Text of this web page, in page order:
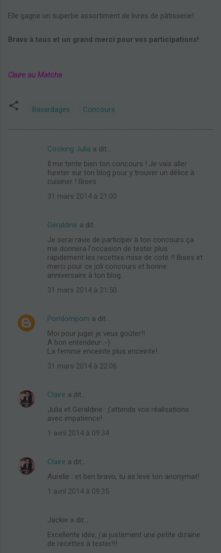
Elle gagne un superbe assortiment de livres de pâtisserie!
Bravo à tous et un grand merci pour vos participations!
Claire au Matcha
Bavardages Concours
Cooking Julia a dit…
Il me tente bien ton concours ! Je vais aller
fureter sur ton blog pour y trouver un délice à
cuisiner ! Bises
31 mars 2014 à 21:00
Géraldine a dit…
Je serai ravie de participer à ton concours ça
me donnera l'occasion de tester plus
rapidement les recettes mise de coté !! Bises et
merci pour ce joli concours et bonne
anniversaire à ton blog.
31 mars 2014 à 21:50
Pomlompom a dit…
Moi pour juger je veux goûter!!
A bon entendeur :-)
La femme enceinte plus enceinte!
31 mars 2014 à 22:06
Claire a dit…
Julia et Géraldine : j'attends vos réalisations
avec impatience!
1 avril 2014 à 09:34
Claire a dit…
Aurelie : et ben bravo, tu as levé ton anonymat!
1 avril 2014 à 09:35
Jackie a dit…
Excellente idée, j'ai justement une petite dizaine
de recettes à tester!!!